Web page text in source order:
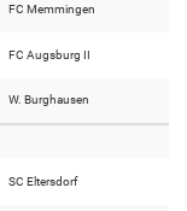
FC Memmingen
FC Augsburg II
W. Burghausen
SC Eltersdorf